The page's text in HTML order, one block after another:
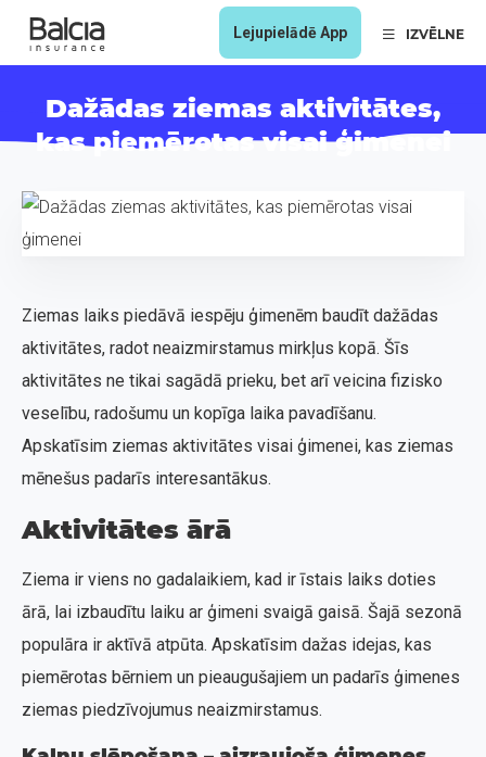
Lejupielādē App IZVĒLNE
Dažādas ziemas aktivitātes,
kas piemērotas visai ģimenei
Ziemas laiks piedāvā iespēju ģimenēm baudīt dažādas
aktivitātes, radot neaizmirstamus mirkļus kopā. Šīs
aktivitātes ne tikai sagādā prieku, bet arī veicina fizisko
veselību, radošumu un kopīga laika pavadīšanu.
Apskatīsim ziemas aktivitātes visai ģimenei, kas ziemas
mēnešus padarīs interesantākus.
Aktivitātes ārā
Ziema ir viens no gadalaikiem, kad ir īstais laiks doties
ārā, lai izbaudītu laiku ar ģimeni svaigā gaisā. Šajā sezonā
populāra ir aktīvā atpūta. Apskatīsim dažas idejas, kas
piemērotas bērniem un pieaugušajiem un padarīs ģimenes
ziemas piedzīvojumus neaizmirstamus.